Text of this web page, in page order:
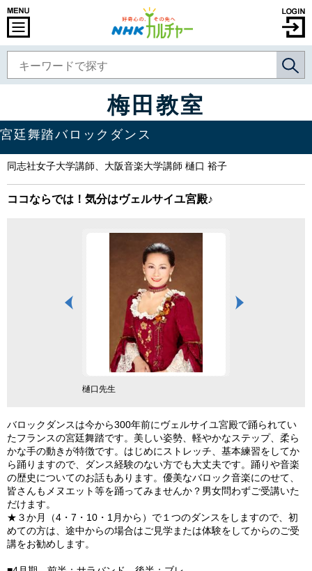
梅田教室
宮廷舞踏バロックダンス
同志社女子大学講師、大阪音楽大学講師 樋口 裕子
ココならでは！気分はヴェルサイユ宮殿♪
樋口先生
バロックダンスは今から300年前にヴェルサイユ宮殿で踊られてい
たフランスの宮廷舞踏です。美しい姿勢、軽やかなステップ、柔ら
かな手の動きが特徴です。はじめにストレッチ、基本練習をしてか
ら踊りますので、ダンス経験のない方でも大丈夫です。踊りや音楽
の歴史についてのお話もあります。優美なバロック音楽にのせて、
皆さんもメヌエット等を踊ってみませんか？男女問わずご受講いた
だけます。
★３か月（4・7・10・1月から）で１つのダンスをしますので、初
めての方は、途中からの場合はご見学または体験をしてからのご受
講をお勧めします。